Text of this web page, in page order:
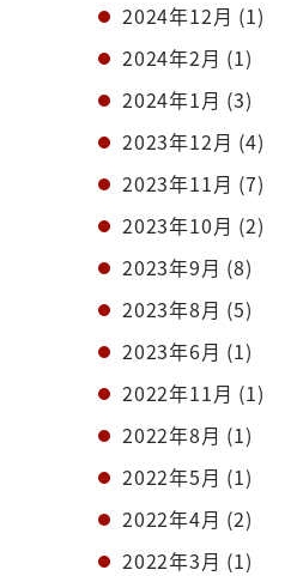
2024年12月 (1)
2024年2月 (1)
2024年1月 (3)
2023年12月 (4)
2023年11月 (7)
2023年10月 (2)
2023年9月 (8)
2023年8月 (5)
2023年6月 (1)
2022年11月 (1)
2022年8月 (1)
2022年5月 (1)
2022年4月 (2)
2022年3月 (1)